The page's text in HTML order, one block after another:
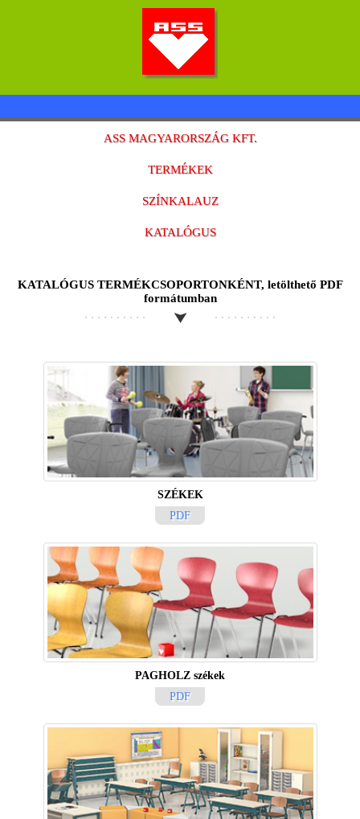
ASS MAGYARORSZÁG KFT.
TERMÉKEK
SZÍNKALAUZ
KATALÓGUS
KATALÓGUS TERMÉKCSOPORTONKÉNT, letölthető PDF
formátumban
SZÉKEK
PDF
PAGHOLZ székek
PDF